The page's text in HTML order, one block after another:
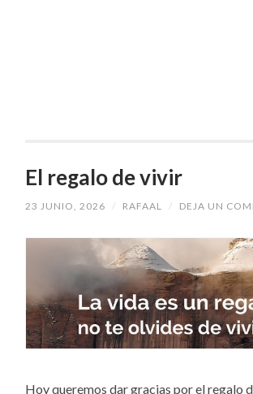
El regalo de vivir
23 JUNIO, 2026 / RAFAAL / DEJA UN
Hoy queremos dar gracias por el regalo